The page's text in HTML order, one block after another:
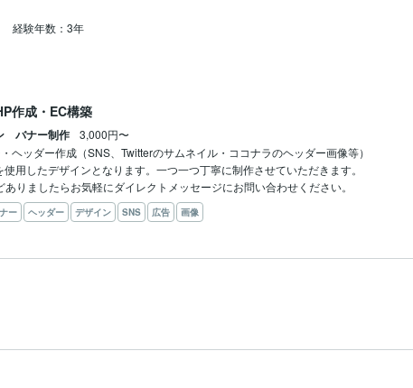
経験年数：3年
作成・EC構築
バナー制作
3,000円〜
ヘッダー作成（SNS、Twitterのサムネイル・ココナラのヘッダー画像等）
用したデザインとなります。一つ一つ丁寧に制作させていただきます。
ありましたらお気軽にダイレクトメッセージにお問い合わせください。
ー ヘッダー デザイン SNS 広告 画像